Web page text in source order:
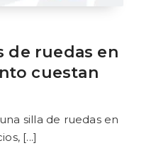
de ruedas en
cuestan
silla de ruedas en
[...]